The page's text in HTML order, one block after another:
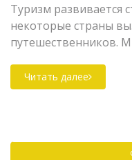
Туризм развивается
некоторые страны
путешественников.
привлекает людей. В
уникальные
узнать, что делает
Читать далее